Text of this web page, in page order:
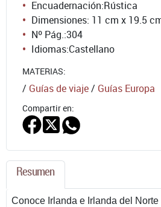
Encuadernación:Rústica
Dimensiones: 11 cm x 19.5
Nº Pág.:304
Idiomas:Castellano
MATERIAS:
/ Guías de viaje/ Guías Europa
Compartir en:
Resumen
Conoce Irlanda e Irlanda del